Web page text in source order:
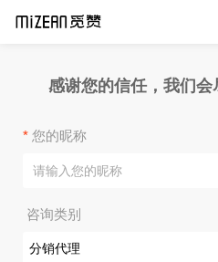
感谢您的信任，我们会
* 您的昵称
咨询类别